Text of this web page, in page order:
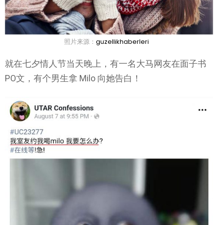
照片来源： guzellikhaberleri
就在七夕情人节当天晚上，有一名大马网友在面子书
PO文，有个男生拿 Milo 向她告白！